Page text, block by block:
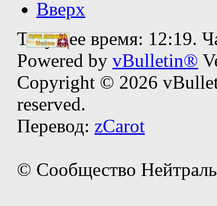
Вверх
Текущее время: 12:19.
Powered by vBulletin®
Copyright © 2026
reserved.
Перевод: zCarot
© Сообщество